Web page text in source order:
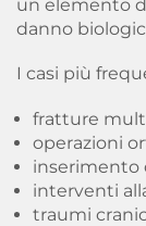
un elemento
danno
I casi più
fratture
operazioni
inserimento
interventi
traumi